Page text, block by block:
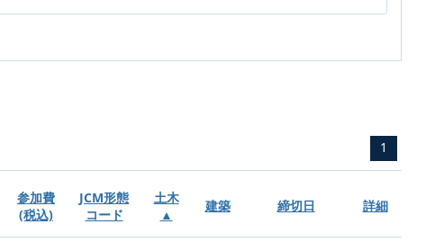
1
参加費
(税込)
JCM形態
コード
土木
▲
建築 締切日 詳細